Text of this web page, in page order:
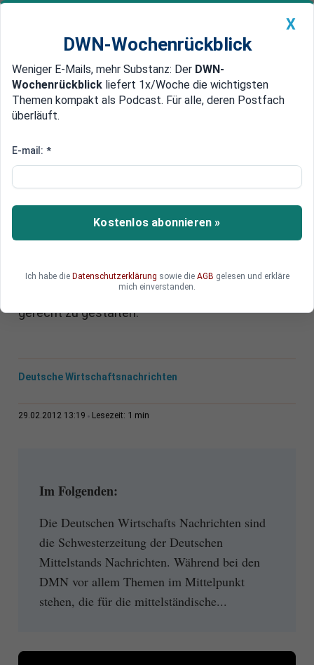
Newsticker MEIN DWN: Geldanlage Premium
Edelmetalle DWN-Magazin China
Nachrichten aus Politik, Wirtschaft und Gesellschaft
Willkommen bei den Deutschen
Wirtschafts Nachrichten
Die Deutschen Wirtschafts Nachrichten wollen
gehen. Sie zu kennen ist wichtig, um das globale
gerecht zu gestalten.
Deutsche Wirtschaftsnachrichten
29.02.2012 13:19 Lesezeit: 1 min
Im Folgenden:
Die Deutschen Wirtschafts Nachrichten sind
die Schwesterzeitung der Deutschen
Mittelstands Nachrichten. Während bei den
DMN vor allem Themen im Mittelpunkt
stehen, die für die mittelständische...
X
DWN-Wochenrückblick
Weniger E-Mails, mehr Substanz: Der DWN-
Wochenrückblick liefert 1x/Woche die wichtigsten
Themen kompakt als Podcast. Für alle, deren Postfach
überläuft.
E-mail: *
Kostenlos abonnieren »
Ich habe die Datenschutzerklärung sowie die AGB gelesen und erkläre
mich einverstanden.